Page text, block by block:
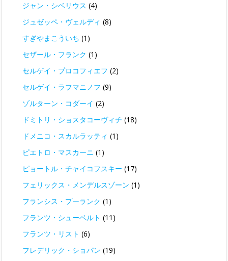
ジャン・シベリウス (4)
ジュゼッペ・ヴェルディ (8)
すぎやまこういち (1)
セザール・フランク (1)
セルゲイ・プロコフィエフ (2)
セルゲイ・ラフマニノフ (9)
ゾルターン・コダーイ (2)
ドミトリ・ショスタコーヴィチ (18)
ドメニコ・スカルラッティ (1)
ピエトロ・マスカーニ (1)
ピョートル・チャイコフスキー (17)
フェリックス・メンデルスゾーン (1)
フランシス・プーランク (1)
フランツ・シューベルト (11)
フランツ・リスト (6)
フレデリック・ショパン (19)